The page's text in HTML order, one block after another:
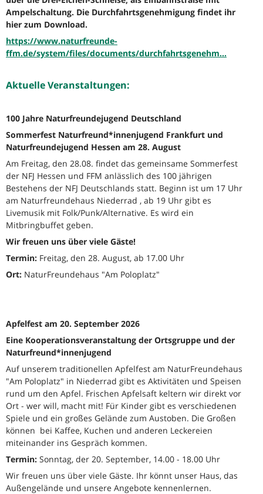
Ampelschaltung. Die Durchfahrtsgenehmigung findet ihr
hier zum Download.
https://www.naturfreunde-
ffm.de/system/files/documents/durchfahrtsgenehm...
Aktuelle Veranstaltungen:
100 Jahre Naturfreundejugend Deutschland
Sommerfest Naturfreund*innenjugend Frankfurt und
Naturfreundejugend Hessen am 28. August
Am Freitag, den 28.08. findet das gemeinsame Sommerfest
der NFJ Hessen und FFM anlässlich des 100 jährigen
Bestehens der NFJ Deutschlands statt. Beginn ist um 17 Uhr
am Naturfreundehaus Niederrad , ab 19 Uhr gibt es
Livemusik mit Folk/Punk/Alternative. Es wird ein
Mitbringbuffet geben.
Wir freuen uns über viele Gäste!
Termin: Freitag, den 28. August, ab 17.00 Uhr
Ort: NaturFreundehaus "Am Poloplatz"
Apfelfest am 20. September 2026
Eine Kooperationsveranstaltung der Ortsgruppe und der
Naturfreund*innenjugend
Auf unserem traditionellen Apfelfest am NaturFreundehaus
"Am Poloplatz" in Niederrad gibt es Aktivitäten und Speisen
rund um den Apfel. Frischen Apfelsaft keltern wir direkt vor
Ort - wer will, macht mit! Für Kinder gibt es verschiedenen
Spiele und ein großes Gelände zum Austoben. Die Großen
können bei Kaffee, Kuchen und anderen Leckereien
miteinander ins Gespräch kommen.
Termin: Sonntag, der 20. September, 14.00 - 18.00 Uhr
Wir freuen uns über viele Gäste. Ihr könnt unser Haus, das
Außengelände und unsere Angebote kennenlernen.